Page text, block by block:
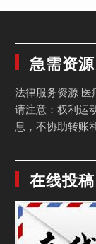
急需资源
法律服务资源 医
请注意：权利运
息，不协助转账
在线投稿